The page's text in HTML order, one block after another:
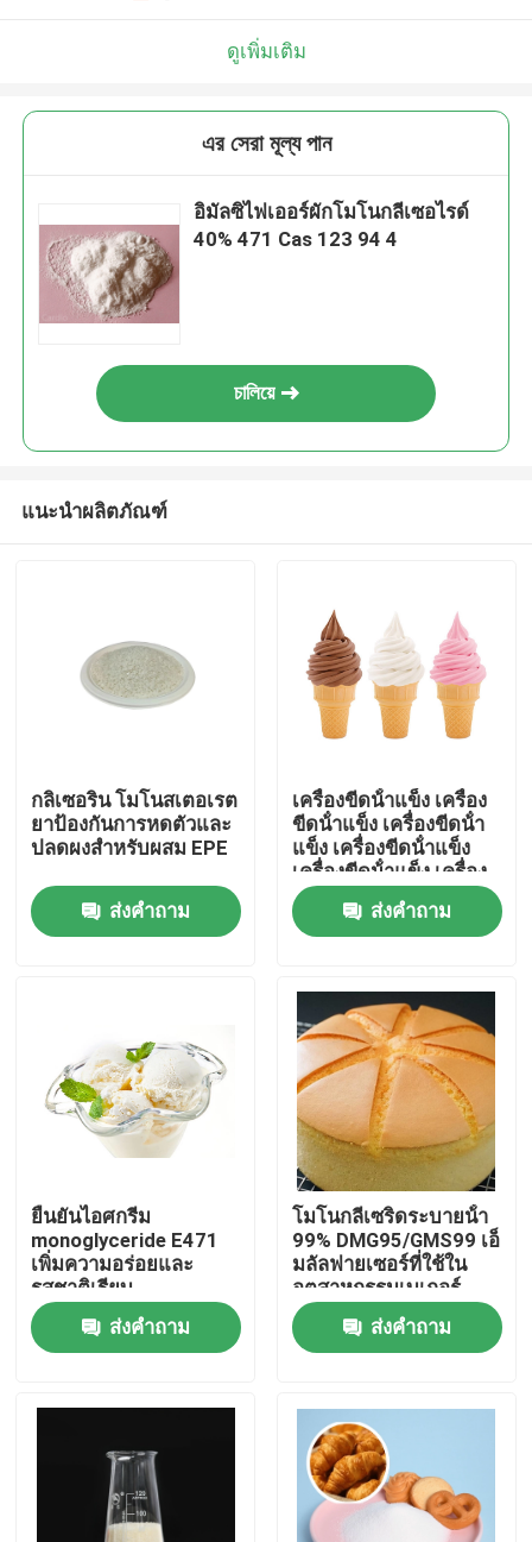
บ้าน
สินค้า
การแสดง VR
เกี่ยวกับเรา
ทัวร์โรงงาน
ควบคุมคุณภาพ
ขอใบเสนอราคา
ดูเพิ่มเติม
এর সেরা মূল্য পান
อิมัลซิไฟเออร์ผักโมโนกลีเซอไรด์
40% 471 Cas 123 94 4
চালিয়ে
แนะนำผลิตภัณฑ์
กลิเซอริน โมโนสเตอเรต
ยาป้องกันการหดตัวและ
ปลดผงสําหรับผสม EPE
ส่งคำถาม
เครื่องขีดน้ําแข็ง เครื่อง
ขีดน้ําแข็ง เครื่องขีดน้ํา
แข็ง เครื่องขีดน้ําแข็ง
เครื่องขีดน้ําแข็ง เครื่อง
ขีดน้ําแข็ง
ส่งคำถาม
ยืนยันไอศกรีม
monoglyceride E471
เพิ่มความอร่อยและ
รสชาติเรียบ
ส่งคำถาม
โมโนกลีเซริดระบายน้ํา
99% DMG95/GMS99 เอ็
มลัลฟายเซอร์ที่ใช้ใน
อุตสาหกรรมเบเกอร์
ส่งคำถาม